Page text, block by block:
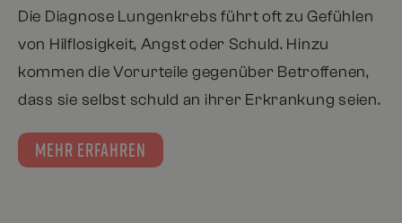
Die Diagnose Lungenkrebs führt oft zu Gefühlen
von Hilflosigkeit, Angst oder Schuld. Hinzu
kommen die Vorurteile gegenüber Betroffenen,
dass sie selbst schuld an ihrer Erkrankung seien.
MEHR ERFAHREN